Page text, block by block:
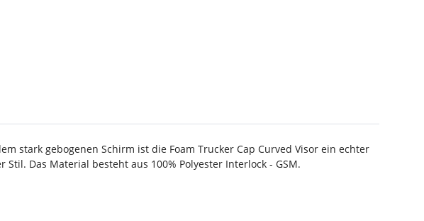
stark gebogenen Schirm ist die Foam Trucker Cap Curved Visor ein echter
Das Material besteht aus 100% Polyester Interlock - GSM.